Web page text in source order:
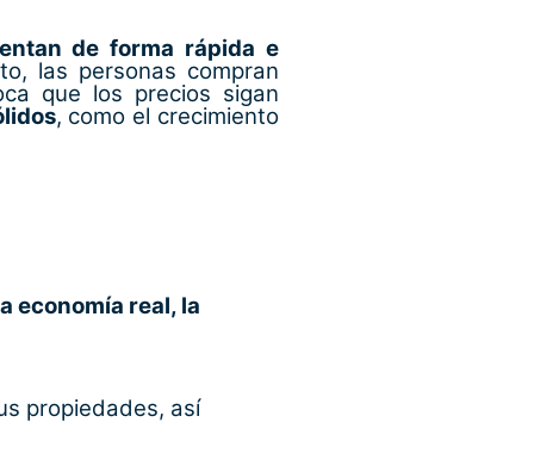
de forma rápida e
las personas compran
que los precios sigan
, como el crecimiento
economía real, la
propiedades, así